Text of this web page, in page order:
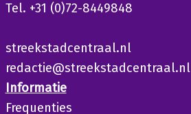
Tel. +31 (0)72-8449848
streekstadcentraal.nl
redactie@streekstadcentraal.nl
Informatie
Frequenties